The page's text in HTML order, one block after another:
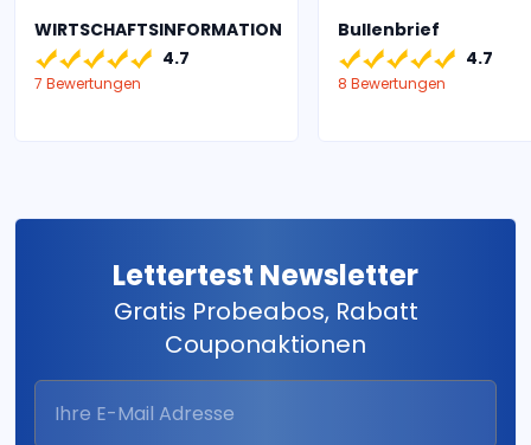
WIRTSCHAFTSINFORMATION
4.7
7 Bewertungen
Bullenbrief
4.7
8 Bewertungen
Lettertest Newsletter
Gratis Probeabos, Rabatt
Couponaktionen